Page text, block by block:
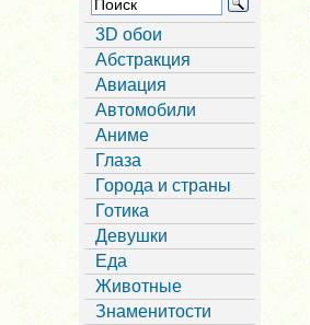
3D обои
Абстракция
Авиация
Автомобили
Аниме
Глаза
Города и страны
Готика
Девушки
Еда
Животные
Знаменитости